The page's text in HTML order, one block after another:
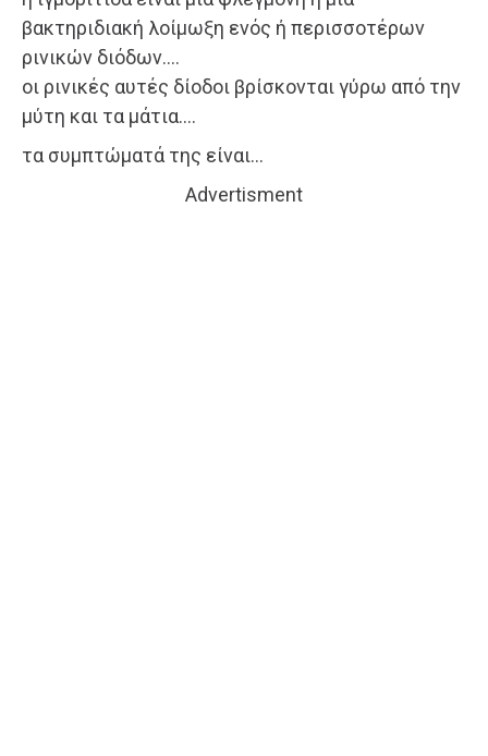
βακτηριδιακή λοίμωξη ενός ή περισσοτέρων
ρινικών διόδων….
οι ρινικές αυτές δίοδοι βρίσκονται γύρω από την
μύτη και τα μάτια….
τα συμπτώματά της είναι…
Advertisment